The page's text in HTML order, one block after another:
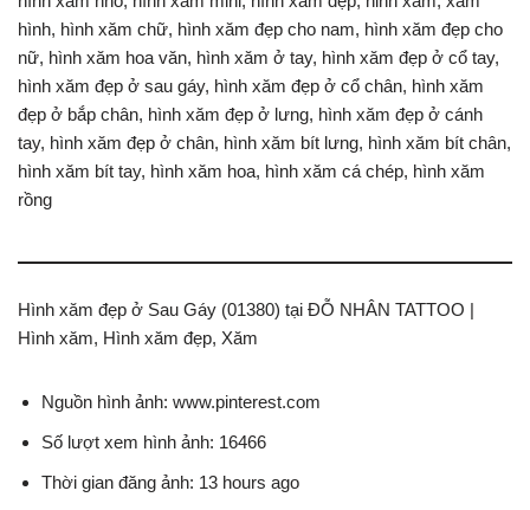
hình, hình xăm chữ, hình xăm đẹp cho nam, hình xăm đẹp cho
nữ, hình xăm hoa văn, hình xăm ở tay, hình xăm đẹp ở cổ tay,
hình xăm đẹp ở sau gáy, hình xăm đẹp ở cổ chân, hình xăm
đẹp ở bắp chân, hình xăm đẹp ở lưng, hình xăm đẹp ở cánh
tay, hình xăm đẹp ở chân, hình xăm bít lưng, hình xăm bít chân,
hình xăm bít tay, hình xăm hoa, hình xăm cá chép, hình xăm
rồng
Hình xăm đẹp ở Sau Gáy (01380) tại ĐỖ NHÂN TATTOO |
Hình xăm, Hình xăm đẹp, Xăm
Nguồn hình ảnh: www.pinterest.com
Số lượt xem hình ảnh: 16466
Thời gian đăng ảnh: 13 hours ago